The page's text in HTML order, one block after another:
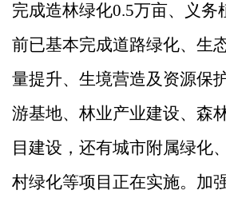
完成造林绿化0.5万亩、义务
前已基本完成道路绿化、生
量提升、生境营造及资源保
游基地、林业产业建设、森
目建设，还有城市附属绿化
村绿化等项目正在实施。加